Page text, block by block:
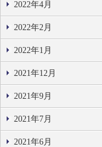
2022年4月
2022年2月
2022年1月
2021年12月
2021年9月
2021年7月
2021年6月